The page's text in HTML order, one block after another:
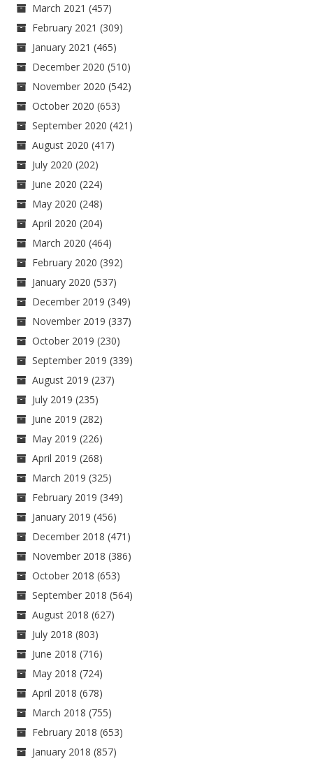
March 2021 (457)
February 2021 (309)
January 2021 (465)
December 2020 (510)
November 2020 (542)
October 2020 (653)
September 2020 (421)
August 2020 (417)
July 2020 (202)
June 2020 (224)
May 2020 (248)
April 2020 (204)
March 2020 (464)
February 2020 (392)
January 2020 (537)
December 2019 (349)
November 2019 (337)
October 2019 (230)
September 2019 (339)
August 2019 (237)
July 2019 (235)
June 2019 (282)
May 2019 (226)
April 2019 (268)
March 2019 (325)
February 2019 (349)
January 2019 (456)
December 2018 (471)
November 2018 (386)
October 2018 (653)
September 2018 (564)
August 2018 (627)
July 2018 (803)
June 2018 (716)
May 2018 (724)
April 2018 (678)
March 2018 (755)
February 2018 (653)
January 2018 (857)